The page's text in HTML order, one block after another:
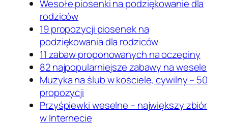
Wesołe piosenki na podziękowanie dla
rodziców
19 propozycji piosenek na
podziękowania dla rodziców
11 zabaw proponowanych na oczepiny
82 najpopularniejsze zabawy na wesele
Muzyka na ślub w kościele, cywilny – 50
propozycji
Przyśpiewki weselne – największy zbiór
w Internecie